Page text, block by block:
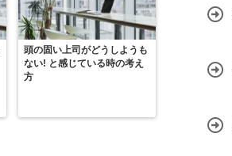
頭の固い上司がどうしようも
ない! と感じている時の考え
方